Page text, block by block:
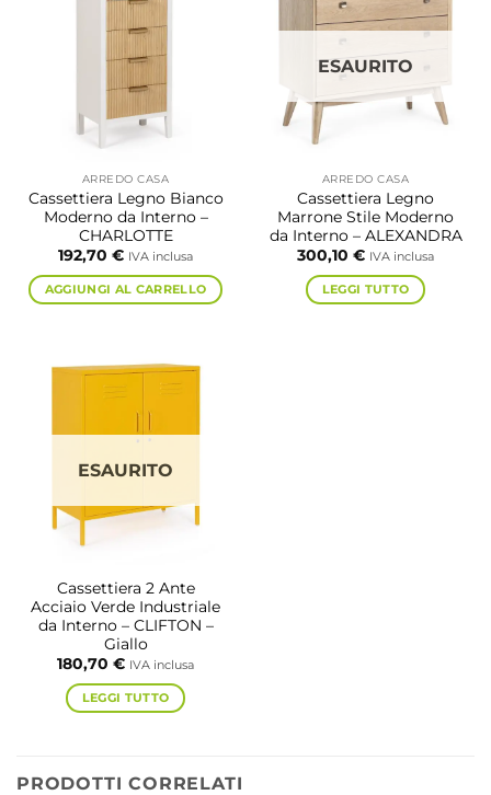
ARREDO CASA
Cassettiera Legno Bianco
Moderno da Interno –
CHARLOTTE
192,70 € IVA inclusa
AGGIUNGI AL CARRELLO
ESAURITO
ARREDO CASA
Cassettiera Legno
Marrone Stile Moderno
da Interno – ALEXANDRA
300,10 € IVA inclusa
LEGGI TUTTO
ESAURITO
Cassettiera 2 Ante
Acciaio Verde Industriale
da Interno – CLIFTON –
Giallo
180,70 € IVA inclusa
LEGGI TUTTO
PRODOTTI CORRELATI